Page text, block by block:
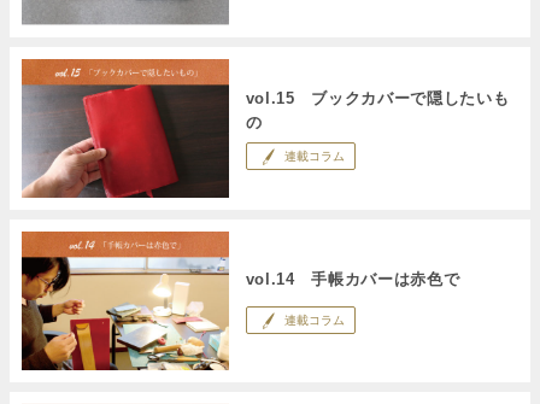
vol.15 ブックカバーで隠したいも
の
連載コラム
vol.14 手帳カバーは赤色で
連載コラム